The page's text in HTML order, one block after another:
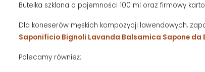
Butelka szklana o pojemności 100 ml oraz firmowy
Dla koneserów męskich kompozycji lawendowych,
Saponificio Bignoli Lavanda Balsamica Sapone da
Polecamy również: